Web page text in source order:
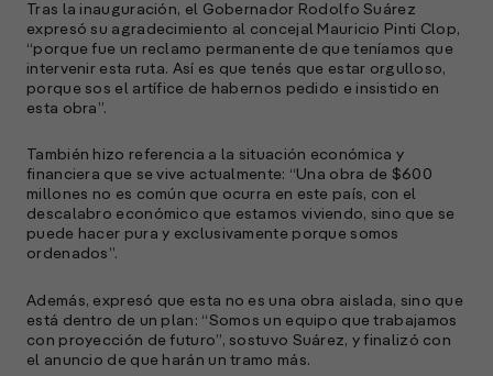
Tras la inauguración, el Gobernador Rodolfo Suárez
expresó su agradecimiento al concejal Mauricio Pinti Clop,
“porque fue un reclamo permanente de que teníamos que
intervenir esta ruta. Así es que tenés que estar orgulloso,
porque sos el artífice de habernos pedido e insistido en
esta obra”.
También hizo referencia a la situación económica y
financiera que se vive actualmente: “Una obra de $600
millones no es común que ocurra en este país, con el
descalabro económico que estamos viviendo, sino que se
puede hacer pura y exclusivamente porque somos
ordenados”.
Además, expresó que esta no es una obra aislada, sino que
está dentro de un plan: “Somos un equipo que trabajamos
con proyección de futuro”, sostuvo Suárez, y finalizó con
el anuncio de que harán un tramo más.